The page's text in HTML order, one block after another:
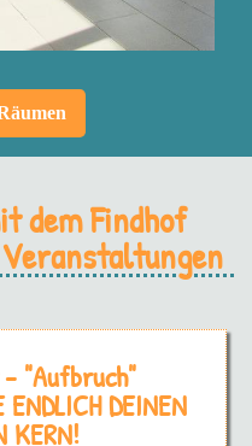
dem Findhof
"Aufbruch"
ENDLICH DEINEN
KERN!